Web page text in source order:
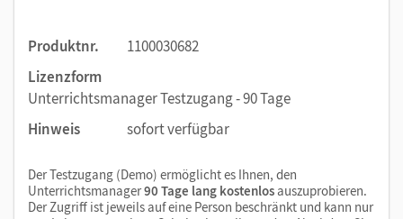
Produktnr.
1100030682
Lizenzform
Unterrichtsmanager Testzugang - 90 Tage
Hinweis
sofort verfügbar
Der Testzugang (Demo) ermöglicht es Ihnen, den
Unterrichtsmanager90 Tage lang kostenlosauszuprobieren.
Der Zugriff ist jeweils auf eine Person beschränkt und kann nur